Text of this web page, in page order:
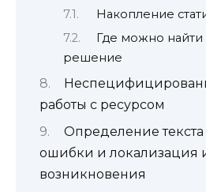
Накопление
Где можно найти
решение
работы с ресурсом
Определение
ошибки и локализация
возникновения